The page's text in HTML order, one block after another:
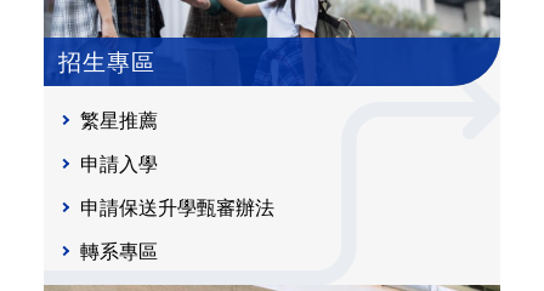
招生專區
繁星推薦
申請入學
申請保送升學甄審辦法
轉系專區